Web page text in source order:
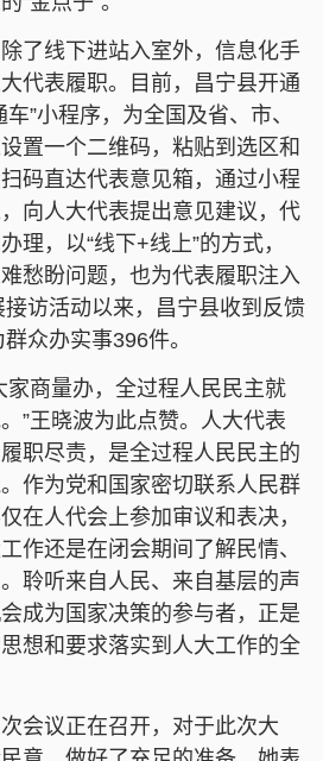
线下进站入室外，信息化手
代表履职。目前，昌宁县开通
”小程序，为全国及省、市、
置一个二维码，粘贴到选区和
码直达代表意见箱，通过小程
向人大代表提出意见建议，代
理，以“线下+线上”的方式，
愁盼问题，也为代表履职注入
访活动以来，昌宁县收到反馈
众办实事396件。
商量办，全过程人民民主就
”王晓波为此点赞。人大代表
职尽责，是全过程人民民主的
作为党和国家密切联系人民群
在人代会上参加审议和表决，
作还是在闭会期间了解民情、
聆听来自人民、来自基层的声
成为国家决策的参与者，正是
想和要求落实到人大工作的全
议正在召开，对于此次大